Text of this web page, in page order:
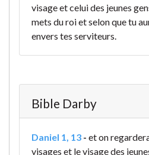
visage et celui des jeunes
mets du roi et selon que tu
envers tes serviteurs.
Bible Darby
Daniel 1, 13 - et on
visages et le visage des